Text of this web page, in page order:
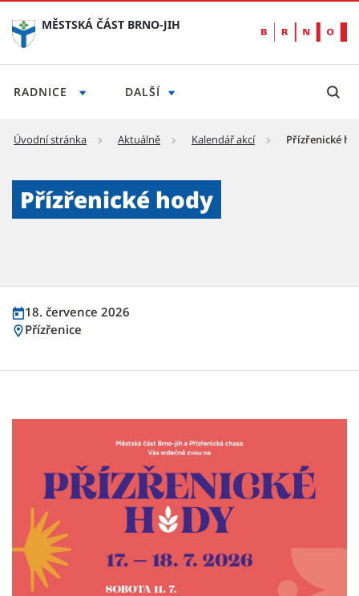
MĚSTSKÁ ČÁST BRNO-JIH
RADNICE DALŠÍ
Úvodní stránka Aktuálně Kalendář akcí Přízřenické
Přízřenické hody
18. července 2026
Přízřenice